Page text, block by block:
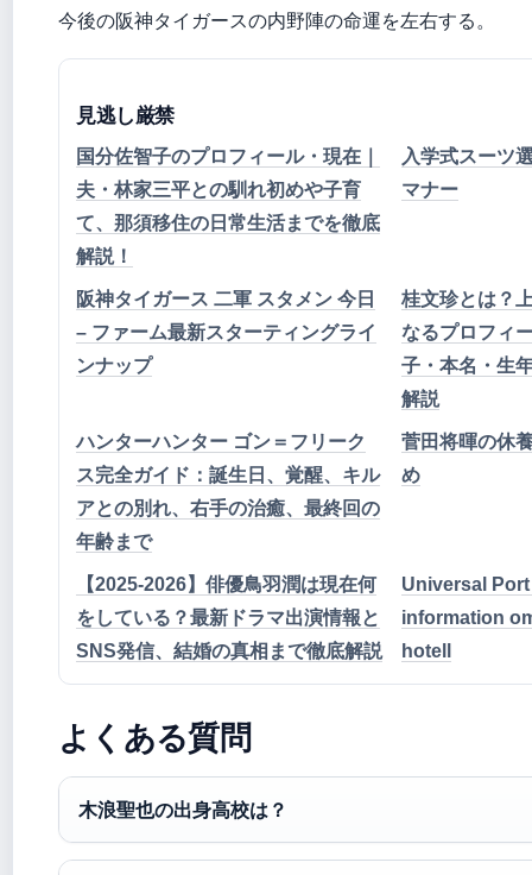
今後の阪神タイガースの内野陣の命運を左右する。
見逃し厳禁
国分佐智子のプロフィール・現在｜
夫・林家三平との馴れ初めや子育
て、那須移住の日常生活までを徹底
解説！
入学式スーツ
マナー
阪神タイガース 二軍 スタメン 今日
– ファーム最新スターティングライ
ンナップ
桂文珍とは？
なるプロフィ
子・本名・生
解説
ハンターハンター ゴン＝フリーク
ス完全ガイド：誕生日、覚醒、キル
アとの別れ、右手の治癒、最終回の
年齢まで
菅田将暉の休
め
【2025-2026】俳優鳥羽潤は現在何
をしている？最新ドラマ出演情報と
SNS発信、結婚の真相まで徹底解説
Universal
information
hotell
よくある質問
木浪聖也の出身高校は？